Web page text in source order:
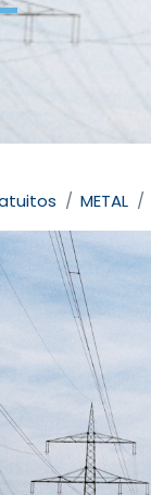
METAL